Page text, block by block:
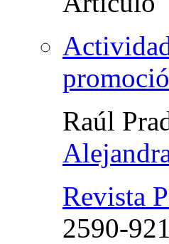
Raúl
Revista
2590-